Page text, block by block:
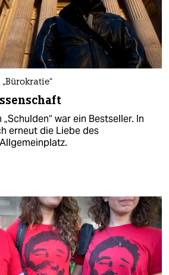
war ein Bestseller. In
erneut die Liebe des